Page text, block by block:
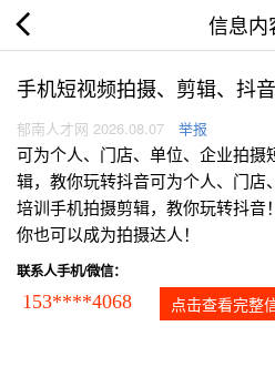
信息内
手机短视频拍摄、剪辑、抖
郁南人才网 2026.08.07 举报
可为个人、门店、单位、企业拍摄
辑，教你玩转抖音可为个人、门店
培训手机拍摄剪辑，教你玩转抖音
你也可以成为拍摄达人！
联系人手机/微信：
153****4068 点击查看完整